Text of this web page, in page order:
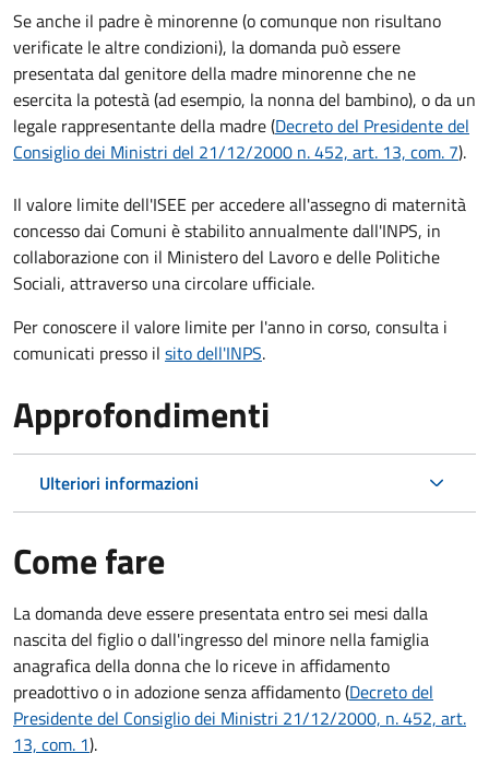
Se anche il padre è minorenne (o comunque non risultano
verificate le altre condizioni), la domanda può essere
presentata dal genitore della madre minorenne che ne
esercita la potestà (ad esempio, la nonna del bambino), o da un
legale rappresentante della madre (Decreto del Presidente del
Consiglio dei Ministri del 21/12/2000 n. 452, art. 13, com. 7).
Il valore limite dell'ISEE per accedere all'assegno di maternità
concesso dai Comuni è stabilito annualmente dall'INPS, in
collaborazione con il Ministero del Lavoro e delle Politiche
Sociali, attraverso una circolare ufficiale.
Per conoscere il valore limite per l'anno in corso, consulta i
comunicati presso il sito dell'INPS.
Approfondimenti
Ulteriori informazioni
Come fare
La domanda deve essere presentataentro sei mesi dalla
nascita del figlio o dall'ingresso del minore nella famiglia
anagrafica della donna che lo riceve in affidamento
preadottivo o in adozione senza affidamento (Decreto del
Presidente del Consiglio dei Ministri 21/12/2000, n. 452, art.
13, com. 1).